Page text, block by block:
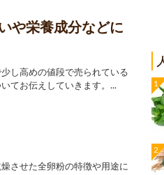
や栄養成分などに
し高めの値段で売られている
てお伝えしていきます。...
させた全卵粉の特徴や用途に